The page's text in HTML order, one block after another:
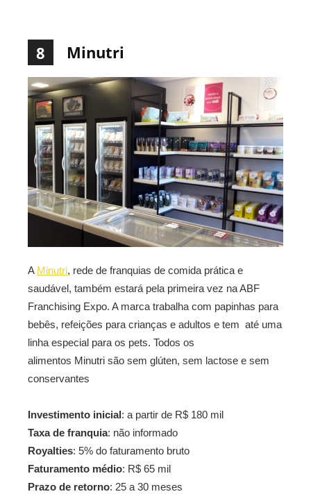
8 Minutri
A Minutri, rede de franquias de comida prática e
saudável, também estará pela primeira vez na ABF
Franchising Expo. A marca trabalha com papinhas para
bebês, refeições para crianças e adultos e tem até uma
linha especial para os pets. Todos os
alimentos Minutri são sem glúten, sem lactose e sem
conservantes
Investimento inicial: a partir de R$ 180 mil
Taxa de franquia: não informado
Royalties: 5% do faturamento bruto
Faturamento médio: R$ 65 mil
Prazo de retorno: 25 a 30 meses